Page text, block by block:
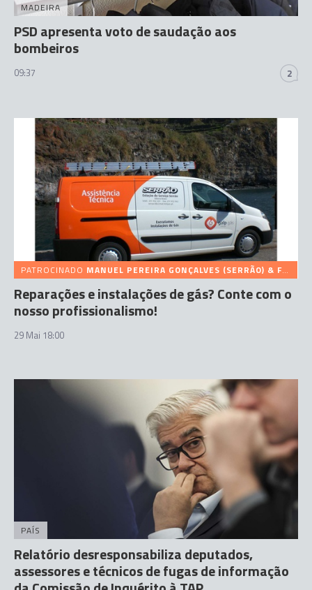
MADEIRA
PSD apresenta voto de saudação aos
bombeiros
09:37 2
PATROCINADO MANUEL PEREIRA GONÇALVES (SERRÃO) & FILHOS
Reparações e instalações de gás? Conte com o
nosso profissionalismo!
29 Mai 18:00
PAÍS
Relatório desresponsabiliza deputados,
assessores e técnicos de fugas de informação